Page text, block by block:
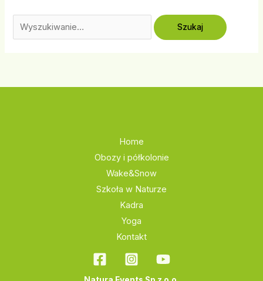
Home
Obozy i półkolonie
Wake&Snow
Szkoła w Naturze
Kadra
Yoga
Kontakt